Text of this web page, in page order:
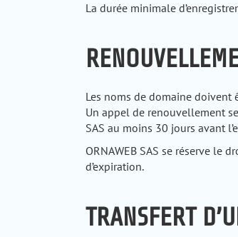
La durée minimale
Les noms de domaine doivent
Un appel de renouvellement
SAS au moins 30 jours avant
ORNAWEB SAS se réserve le
d’expiration.
TRANSFERT